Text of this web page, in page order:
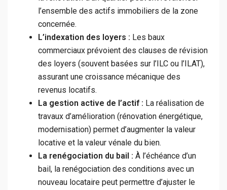
l’ensemble des actifs immobiliers de la zone
concernée.
L’indexation des loyers : Les baux
commerciaux prévoient des clauses de révision
des loyers (souvent basées sur l’ILC ou l’ILAT),
assurant une croissance mécanique des
revenus locatifs.
La gestion active de l’actif : La réalisation de
travaux d’amélioration (rénovation énergétique,
modernisation) permet d’augmenter la valeur
locative et la valeur vénale du bien.
La renégociation du bail : À l’échéance d’un
bail, la renégociation des conditions avec un
nouveau locataire peut permettre d’ajuster le